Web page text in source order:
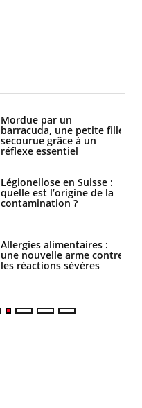
Mordue par un
barracuda, une petite fille
secourue grâce à un
réflexe essentiel
Légionellose en Suisse :
quelle est l’origine de la
contamination ?
Allergies alimentaires :
une nouvelle arme contre
les réactions sévères